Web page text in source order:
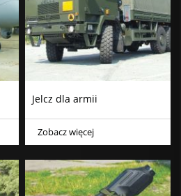
Jelcz dla armii
Zobacz więcej